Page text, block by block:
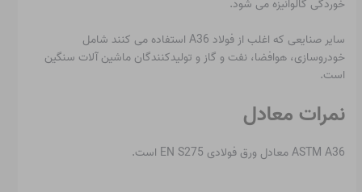
خوردگی گالوانیزه می شود.
سایر صنایعی که اغلب از فولاد A36 استفاده می کنند شامل
خودروسازی، هوافضا، نفت و گاز و تولیدکنندگان ماشین آلات سنگین
است.
نمرات معادل
ASTM A36 معادل ورق فولادی EN S275 است.